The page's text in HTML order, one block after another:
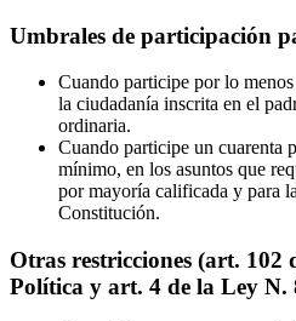
Umbrales de participación
Cuando participe por lo
la ciudadanía inscrita en el
ordinaria.
Cuando participe un cuarenta
mínimo, en los asuntos que
por mayoría calificada y para
Constitución.
Otras restricciones (art. 102
Política y art. 4 de la Ley N.